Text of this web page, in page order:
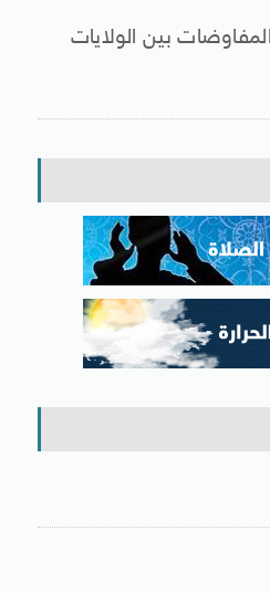
بين الولايات